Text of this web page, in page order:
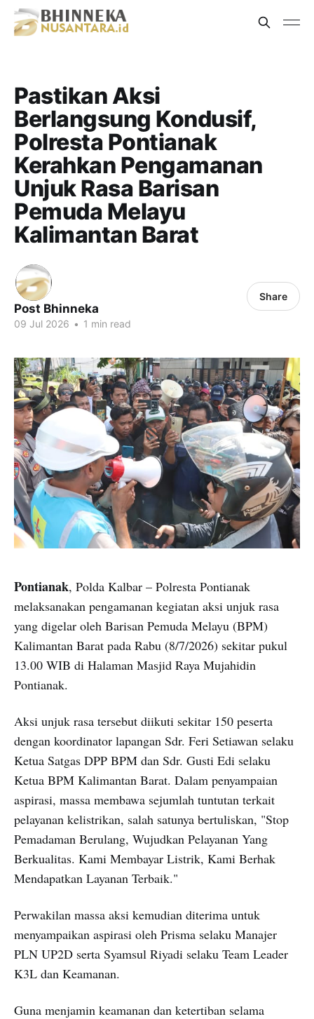
Pastikan Aksi
Berlangsung Kondusif,
Polresta Pontianak
Kerahkan Pengamanan
Unjuk Rasa Barisan
Pemuda Melayu
Kalimantan Barat
Post Bhinneka
09 Jul 2026 • 1 min read
Share
Pontianak, Polda Kalbar – Polresta Pontianak
melaksanakan pengamanan kegiatan aksi unjuk rasa
yang digelar oleh Barisan Pemuda Melayu (BPM)
Kalimantan Barat pada Rabu (8/7/2026) sekitar pukul
13.00 WIB di Halaman Masjid Raya Mujahidin
Pontianak.
Aksi unjuk rasa tersebut diikuti sekitar 150 peserta
dengan koordinator lapangan Sdr. Feri Setiawan selaku
Ketua Satgas DPP BPM dan Sdr. Gusti Edi selaku
Ketua BPM Kalimantan Barat. Dalam penyampaian
aspirasi, massa membawa sejumlah tuntutan terkait
pelayanan kelistrikan, salah satunya bertuliskan, "Stop
Pemadaman Berulang, Wujudkan Pelayanan Yang
Berkualitas. Kami Membayar Listrik, Kami Berhak
Mendapatkan Layanan Terbaik."
Perwakilan massa aksi kemudian diterima untuk
menyampaikan aspirasi oleh Prisma selaku Manajer
PLN UP2D serta Syamsul Riyadi selaku Team Leader
K3L dan Keamanan.
Guna menjamin keamanan dan ketertiban selama